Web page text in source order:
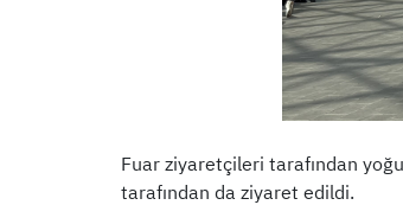
Fuar ziyaretçileri tarafından
tarafından da ziyaret edildi.